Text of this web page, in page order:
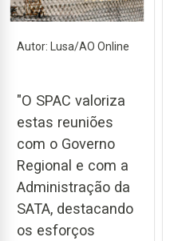
Autor: Lusa/AO Online
"O SPAC valoriza
estas reuniões
com o Governo
Regional e com a
Administração da
SATA, destacando
os esforços